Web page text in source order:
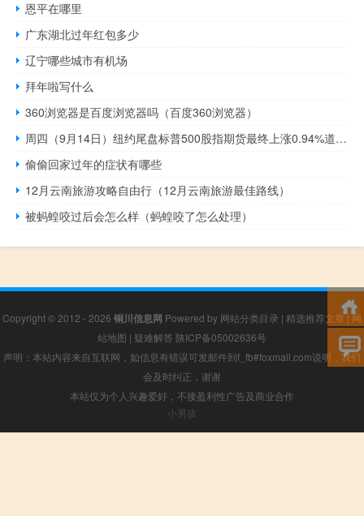
恩平在哪里
广东湖北过年红包多少
辽宁哪些城市有机场
拜年啦写什么
360浏览器是百度浏览器吗（百度360浏览器）
周四（9月14日）纽约尾盘标普500股指期货最终上涨0.94%道指期货涨1.08%纳斯达克100股指期货涨0.87%
偷偷回家过年的症状有哪些
12月云南旅游攻略自由行（12月云南旅游最佳路线）
被蚂蝗咬过后会怎么样（蚂蝗咬了怎么处理）
Copyright © 2012 - 2026 铜川信息网 Powered by 网站分类目录 | 精选推荐文章|网
站地图 | 疑难解答 陕ICP备05002636号
声明：本站内容来自互联网，如信息有错误可发邮件到f_fb#foxmail.com说明，我们
会及时纠正，谢谢
本站仅为个人兴趣爱好，不接盈利性广告及商业合作
小男孩